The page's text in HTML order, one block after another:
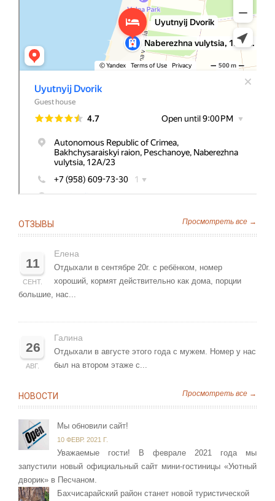
ОТЗЫВЫ Просмотреть все →
11
СЕНТ.
Елена
Отдыхали в сентябре 20г. с ребёнком, номер
хороший, кормят действительно как дома, порции
большие, нас...
26
АВГ.
Галина
Отдыхали в августе этого года с мужем. Номер у нас
был на втором этаже с...
НОВОСТИ Просмотреть все →
Мы обновили сайт!
10 ФЕВР. 2021 Г.
Уважаемые гости! В феврале 2021 года мы
запустили новый официальный сайт мини-гостиницы «Уютный
дворик» в Песчаном.
Бахчисарайский район станет новой туристической